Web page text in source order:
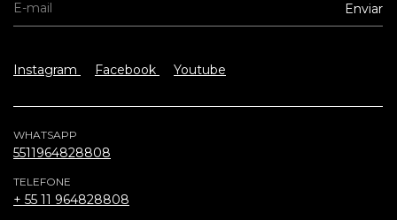
Instagram Facebook Youtube
WHATSAPP
5511964828808
TELEFONE
+ 55 11 964828808